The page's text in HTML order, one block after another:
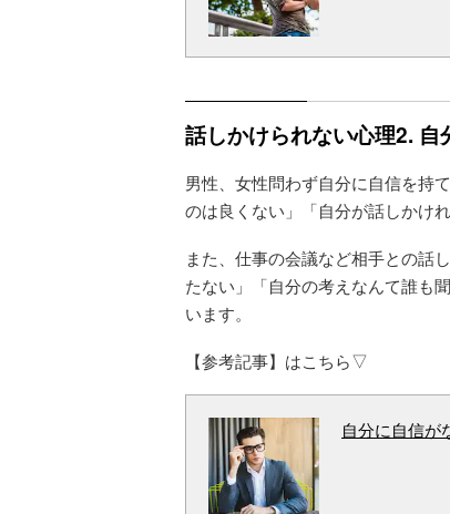
話しかけられない心理2. 自
男性、女性問わず自分に自信を持
のは良くない」「自分が話しかけ
また、仕事の会議など相手との話
たない」「自分の考えなんて誰も
います。
【参考記事】はこちら▽
自分に自信が